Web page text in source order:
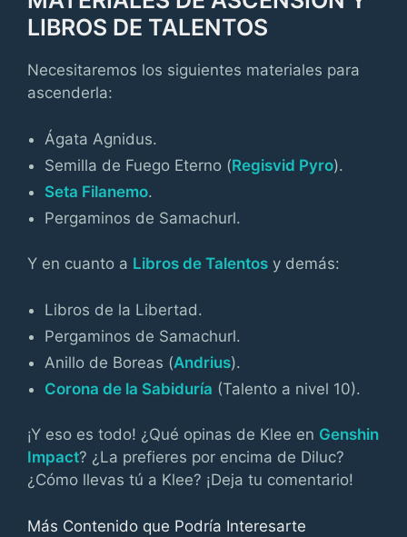
LIBROS DE TALENTOS
Necesitaremos los siguientes materiales para
ascenderla:
Ágata Agnidus.
Semilla de Fuego Eterno (Regisvid Pyro).
Seta Filanemo.
Pergaminos de Samachurl.
Y en cuanto a Libros de Talentos y demás:
Libros de la Libertad.
Pergaminos de Samachurl.
Anillo de Boreas (Andrius).
Corona de la Sabiduría (Talento a nivel 10).
¡Y eso es todo! ¿Qué opinas de Klee en Genshin
Impact? ¿La prefieres por encima de Diluc?
¿Cómo llevas tú a Klee? ¡Deja tu comentario!
Más Contenido que Podría Interesarte